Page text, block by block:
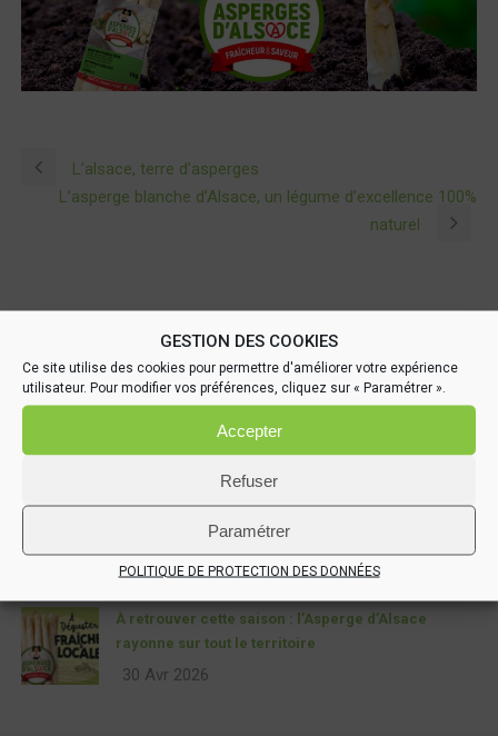
GESTION DES COOKIES
Ce site utilise des cookies pour permettre d'améliorer votre expérience
utilisateur. Pour modifier vos préférences, cliquez sur « Paramétrer ».
Accepter
Refuser
Paramétrer
POLITIQUE DE PROTECTION DES DONNÉES
L’alsace, terre d’asperges
L’asperge blanche d’Alsace, un légume d’excellence 100%
naturel
DERNIÈRES ACTUALITÉS :
Le Trophée de l’Asperge d’Alsace est de retour pour une 2e
savourer toute l’année ?
21 Mai 2026
À retrouver cette saison : l’Asperge d’Alsace
rayonne sur tout le territoire
30 Avr 2026